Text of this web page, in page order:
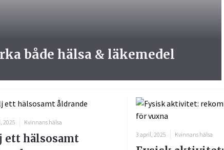
både hälsa & läkemedel
2025 Kvinnans hälsa
ett hälsosamt
3 april, 2025 Kvinnans hälsa